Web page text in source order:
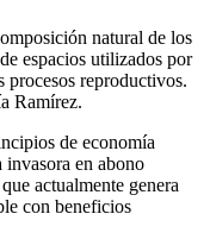
natural de los
espacios utilizados por
procesos reproductivos.
Ramírez.
de economía
invasora en abono
actualmente genera
con beneficios